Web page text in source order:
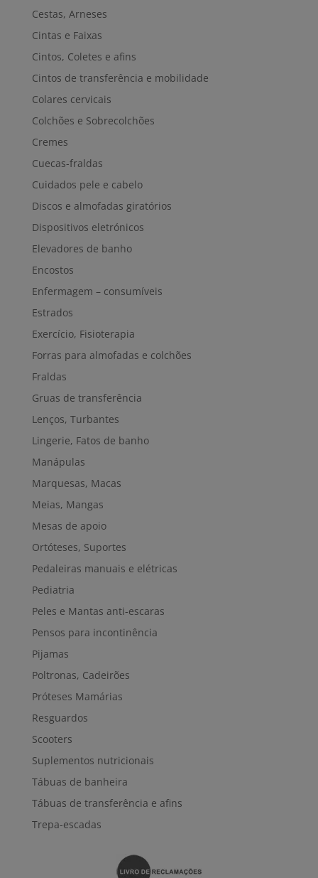
Cestas, Arneses
Cintas e Faixas
Cintos, Coletes e afins
Cintos de transferência e mobilidade
Colares cervicais
Colchões e Sobrecolchões
Cremes
Cuecas-fraldas
Cuidados pele e cabelo
Discos e almofadas giratórios
Dispositivos eletrónicos
Elevadores de banho
Encostos
Enfermagem – consumíveis
Estrados
Exercício, Fisioterapia
Forras para almofadas e colchões
Fraldas
Gruas de transferência
Lenços, Turbantes
Lingerie, Fatos de banho
Manápulas
Marquesas, Macas
Meias, Mangas
Mesas de apoio
Ortóteses, Suportes
Pedaleiras manuais e elétricas
Pediatria
Peles e Mantas anti-escaras
Pensos para incontinência
Pijamas
Poltronas, Cadeirões
Próteses Mamárias
Resguardos
Scooters
Suplementos nutricionais
Tábuas de banheira
Tábuas de transferência e afins
Trepa-escadas